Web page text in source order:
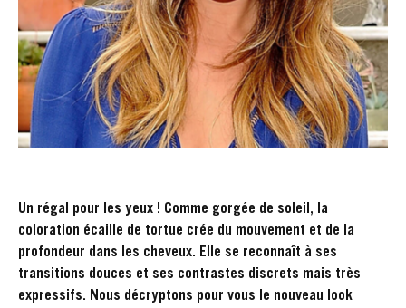
Un régal pour les yeux ! Comme gorgée de soleil, la
coloration écaille de tortue crée du mouvement et de la
profondeur dans les cheveux. Elle se reconnaît à ses
transitions douces et ses contrastes discrets mais très
expressifs. Nous décryptons pour vous le nouveau look